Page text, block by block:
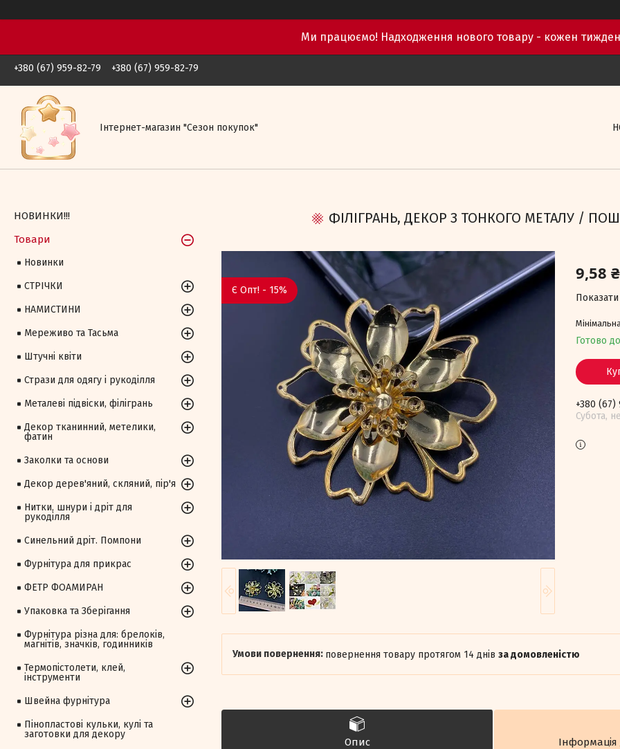
Ми працюємо! Надходження нового товару - кожен
+380 (67) 959-82-79 +380 (67) 959-82-79
Iнтернет-магазин "Сезон покупок"
ФІЛІГРАНЬ, ДЕКОР З ТОНКОГО МЕТАЛУ /
Є Опт! - 15%
9,58 ₴
Показати
Готово
+380 (67)
Субота,
повернення товару протягом 14 днів за домовленістю
Опис
НОВИНКИ!!!
Товари
Новинки
СТРІЧКИ
НАМИСТИНИ
Мереживо та Тасьма
Штучні квіти
Стрази для одягу і рукоділля
Металеві підвіски, філігрань
Декор тканинний, метелики,
фатин
Заколки та основи
Декор дерев'яний, скляний, пір'я
Нитки, шнури і дріт для
рукоділля
Синельний дріт. Помпони
Фурнітура для прикрас
ФЕТР ФОАМИРАН
Упаковка та Зберігання
Фурнітура різна для: брелоків,
магнітів, значків, годинників
Термопістолети, клей,
інструменти
Швейна фурнітура
Пінопластові кульки, кулі та
заготовки для декору